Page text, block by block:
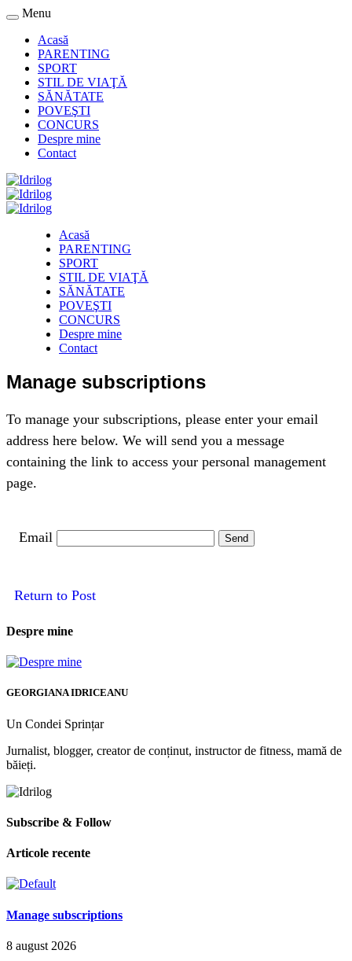
Menu
Acasă
PARENTING
SPORT
STIL DE VIAŢĂ
SĂNĂTATE
POVEŞTI
CONCURS
Despre mine
Contact
Acasă
PARENTING
SPORT
STIL DE VIAŢĂ
SĂNĂTATE
POVEŞTI
CONCURS
Despre mine
Contact
Manage subscriptions
To manage your subscriptions, please enter your email
address here below. We will send you a message
containing the link to access your personal management
page.
Email
Return to Post
Despre mine
GEORGIANA IDRICEANU
Un Condei Sprințar
Jurnalist, blogger, creator de conținut, instructor de fitness, mamă de
băieți.
Subscribe & Follow
Articole recente
Manage subscriptions
8 august 2026